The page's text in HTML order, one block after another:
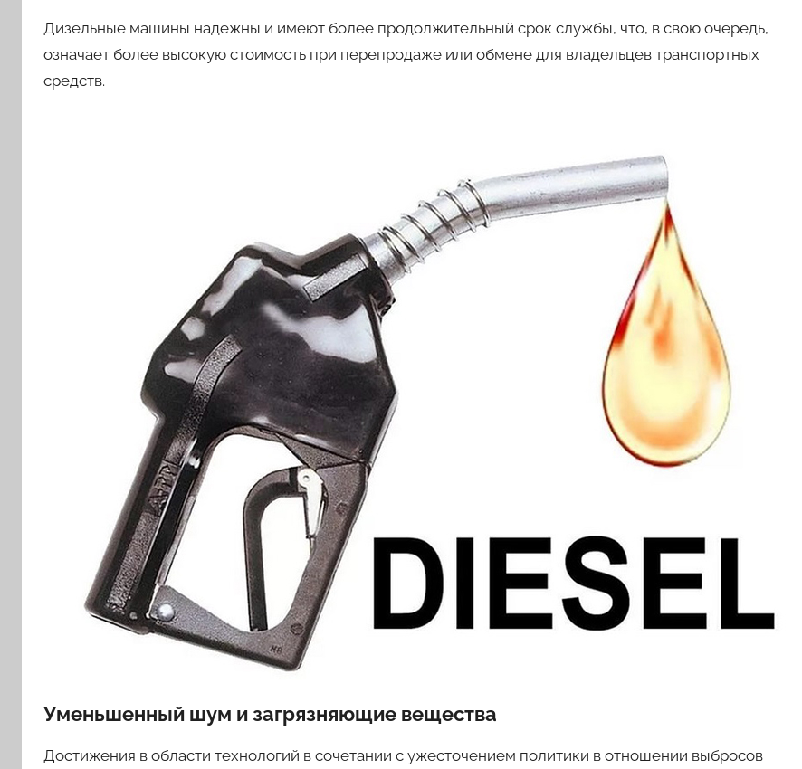
Дизельные машины надежны и имеют более продолжительный срок службы, что, в свою очередь,
означает более высокую стоимость при перепродаже или обмене для владельцев транспортных
средств.
Уменьшенный шум и загрязняющие вещества
Достижения в области технологий в сочетании с ужесточением политики в отношении выбросов